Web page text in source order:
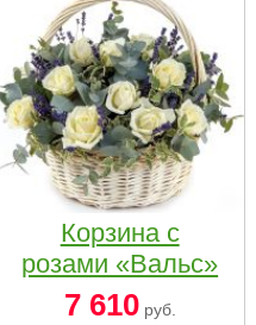
Корзина с
розами «Вальс»
7 610руб.